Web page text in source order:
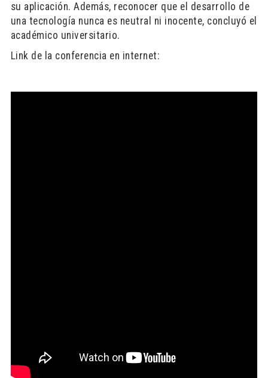
su aplicación. Además, reconocer que el desarrollo de
una tecnología nunca es neutral ni inocente, concluyó el
académico universitario.
Link de la conferencia en internet: